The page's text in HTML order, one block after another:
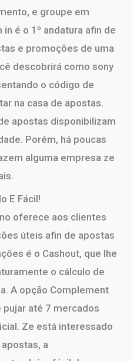
e groupe em
in é o 1º andatura afin de
e promoções de uma
descobrirá como sony
o código de
na casa de apostas.
apostas disponibilizam
Porém, há poucas
alguma empresa ze
E Fácil!
oferece aos clientes
úteis afin de apostas
é o Cashout, que lhe
o cálculo de
A opção Complement
até 7 mercados
Ze está interessado
a